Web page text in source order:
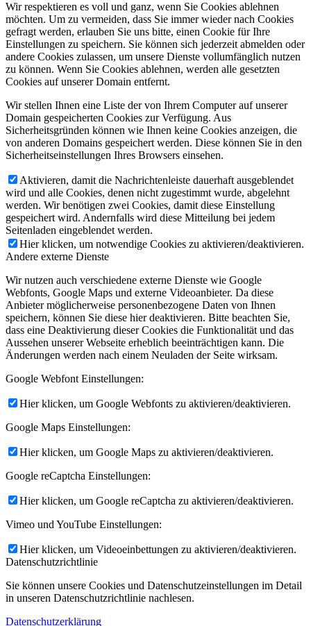
Wir respektieren es voll und ganz, wenn Sie Cookies ablehnen
möchten. Um zu vermeiden, dass Sie immer wieder nach Cookies
gefragt werden, erlauben Sie uns bitte, einen Cookie für Ihre
Einstellungen zu speichern. Sie können sich jederzeit abmelden oder
andere Cookies zulassen, um unsere Dienste vollumfänglich nutzen
zu können. Wenn Sie Cookies ablehnen, werden alle gesetzten
Cookies auf unserer Domain entfernt.
Wir stellen Ihnen eine Liste der von Ihrem Computer auf unserer
Domain gespeicherten Cookies zur Verfügung. Aus
Sicherheitsgründen können wie Ihnen keine Cookies anzeigen, die
von anderen Domains gespeichert werden. Diese können Sie in den
Sicherheitseinstellungen Ihres Browsers einsehen.
Aktivieren, damit die Nachrichtenleiste dauerhaft ausgeblendet
wird und alle Cookies, denen nicht zugestimmt wurde, abgelehnt
werden. Wir benötigen zwei Cookies, damit diese Einstellung
gespeichert wird. Andernfalls wird diese Mitteilung bei jedem
Seitenladen eingeblendet werden.
Hier klicken, um notwendige Cookies zu aktivieren/deaktivieren.
Andere externe Dienste
Wir nutzen auch verschiedene externe Dienste wie Google
Webfonts, Google Maps und externe Videoanbieter. Da diese
Anbieter möglicherweise personenbezogene Daten von Ihnen
speichern, können Sie diese hier deaktivieren. Bitte beachten Sie,
dass eine Deaktivierung dieser Cookies die Funktionalität und das
Aussehen unserer Webseite erheblich beeinträchtigen kann. Die
Änderungen werden nach einem Neuladen der Seite wirksam.
Google Webfont Einstellungen:
Hier klicken, um Google Webfonts zu aktivieren/deaktivieren.
Google Maps Einstellungen:
Hier klicken, um Google Maps zu aktivieren/deaktivieren.
Google reCaptcha Einstellungen:
Hier klicken, um Google reCaptcha zu aktivieren/deaktivieren.
Vimeo und YouTube Einstellungen:
Hier klicken, um Videoeinbettungen zu aktivieren/deaktivieren.
Datenschutzrichtlinie
Sie können unsere Cookies und Datenschutzeinstellungen im Detail
in unseren Datenschutzrichtlinie nachlesen.
Datenschutzerklärung